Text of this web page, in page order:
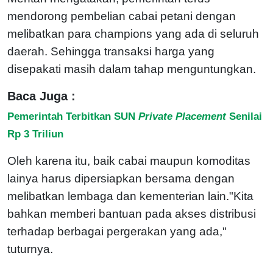
mendorong pembelian cabai petani dengan
melibatkan para champions yang ada di seluruh
daerah. Sehingga transaksi harga yang
disepakati masih dalam tahap menguntungkan.
Baca Juga :
Pemerintah Terbitkan SUN Private PlacementSenilai
Rp 3 Triliun
Oleh karena itu, baik cabai maupun komoditas
lainya harus dipersiapkan bersama dengan
melibatkan lembaga dan kementerian lain."Kita
bahkan memberi bantuan pada akses distribusi
terhadap berbagai pergerakan yang ada,"
tuturnya.